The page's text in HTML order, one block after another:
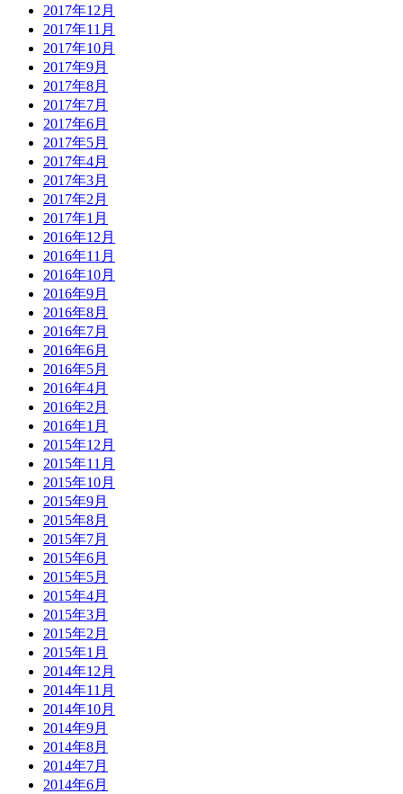
2017年12月
2017年11月
2017年10月
2017年9月
2017年8月
2017年7月
2017年6月
2017年5月
2017年4月
2017年3月
2017年2月
2017年1月
2016年12月
2016年11月
2016年10月
2016年9月
2016年8月
2016年7月
2016年6月
2016年5月
2016年4月
2016年2月
2016年1月
2015年12月
2015年11月
2015年10月
2015年9月
2015年8月
2015年7月
2015年6月
2015年5月
2015年4月
2015年3月
2015年2月
2015年1月
2014年12月
2014年11月
2014年10月
2014年9月
2014年8月
2014年7月
2014年6月